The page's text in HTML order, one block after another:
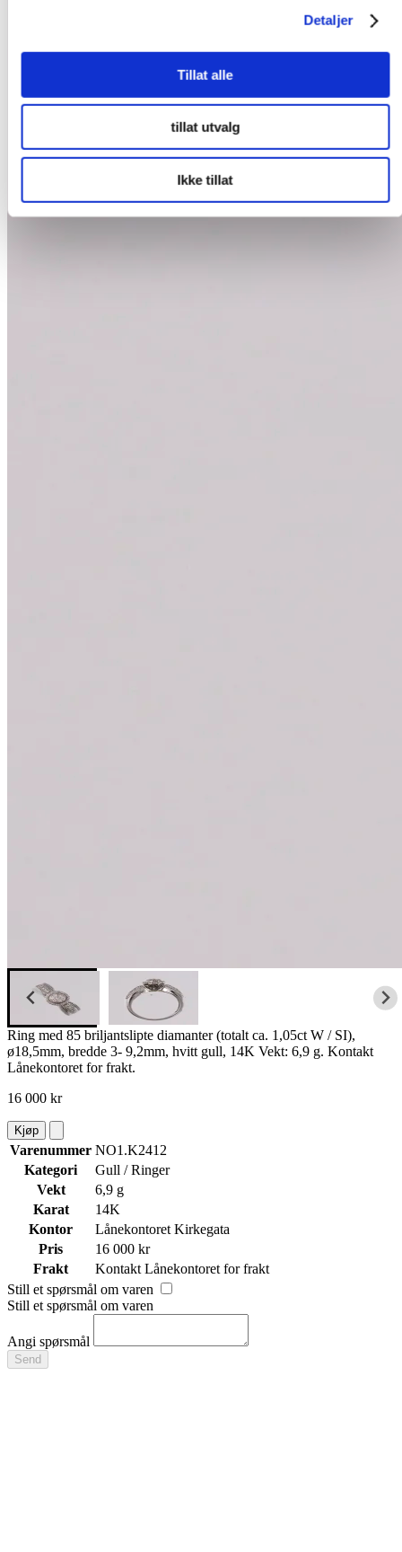
Detaljer
Tillat alle
tillat utvalg
Ikke tillat
Ring med 85 briljantslipte diamanter (totalt ca. 1,05ct W / SI),
ø18,5mm, bredde 3- 9,2mm, hvitt gull, 14K Vekt: 6,9 g. Kontakt
Lånekontoret for frakt.
16 000 kr
Kjøp
Varenummer NO1.K2412
Kategori
Gull / Ringer
Vekt
6,9 g
Karat
14K
Kontor
Lånekontoret Kirkegata
Pris
16 000 kr
Frakt
Kontakt Lånekontoret for frakt
Still et spørsmål om varen
Still et spørsmål om varen
Angi spørsmål
Send